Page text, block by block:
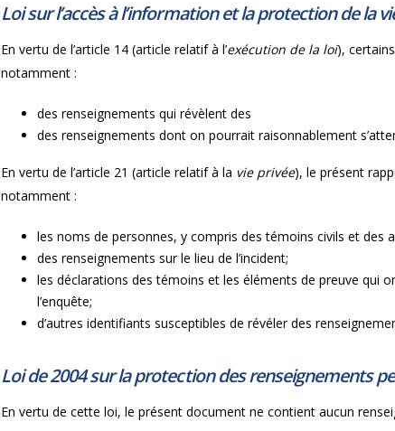
Loi sur l’accès à l’information et la protection de la
En vertu de l’article 14 (article relatif à l’exécution de la loi),
notamment :
des renseignements qui révèlent des
des renseignements dont on pourrait raisonnablement
En vertu de l’article 21 (article relatif à la vie privée), le présent
notamment :
les noms de personnes, y compris des témoins civils et des
des renseignements sur le lieu de l’incident;
les déclarations des témoins et les éléments de preuve qui
l’enquête;
d’autres identifiants susceptibles de révéler des
Loi de 2004 sur la protection des renseignements
En vertu de cette loi, le présent document ne contient aucun